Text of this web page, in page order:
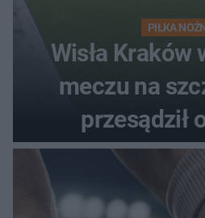
PIŁKA
Wisła Kraków
meczu na
przesądził